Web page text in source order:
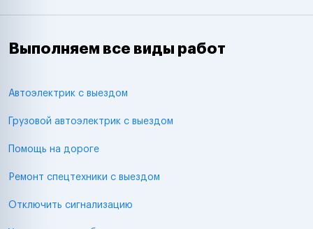
Выполняем все виды работ
Автоэлектрик с выездом
Грузовой автоэлектрик с выездом
Помощь на дороге
Ремонт спецтехники с выездом
Отключить сигнализацию